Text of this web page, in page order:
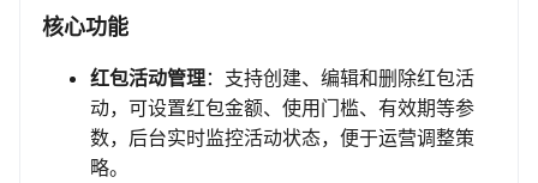
核心功能
红包活动管理：支持创建、编辑和删除红包活
动，可设置红包金额、使用门槛、有效期等参
数，后台实时监控活动状态，便于运营调整策
略。